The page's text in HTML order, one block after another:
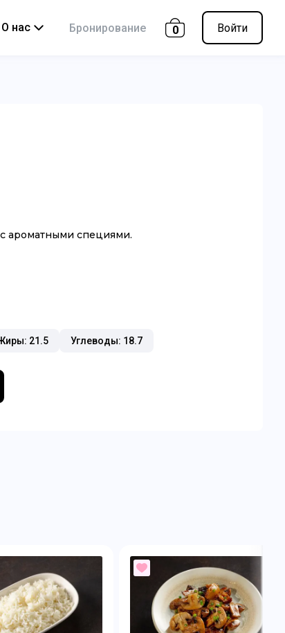
О нас Бронирование 0 Войти
ароматными специями.
21.5 Углеводы: 18.7